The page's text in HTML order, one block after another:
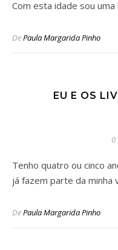
Com esta idade sou
DePaula Margarida Pinho
EU E OS
0
Tenho quatro ou cinco anos. Ainda não sei ler, mas os livros
já fazem parte da minha
DePaula Margarida Pinho